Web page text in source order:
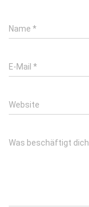
Name *
E-Mail *
Website
Was beschäftigt